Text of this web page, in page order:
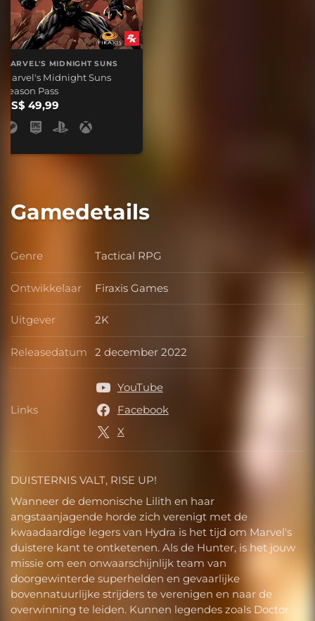
MARVEL'S MIDNIGHT SUNS
Marvel's Midnight Suns
Season Pass
US$ 49,99
Gamedetails
DUISTERNIS VALT, RISE UP!
Wanneer de demonische Lilith en haar
angstaanjagende horde zich verenigt met de
kwaadaardige legers van Hydra is het tijd om Marvel's
duistere kant te ontketenen. Als de Hunter, is het jouw
missie om een onwaarschijnlijk team van
doorgewinterde superhelden en gevaarlijke
bovennatuurlijke strijders te verenigen en naar de
overwinning te leiden. Kunnen legendes zoals Doctor
Genre Genre
Tactical RPG
Ontwikkelaar Ontwikkelaar
Firaxis Games
Uitgever Uitgever
2K
Releasedatum Releasedatum
2 december 2022
Links Links
YouTube
Facebook
X